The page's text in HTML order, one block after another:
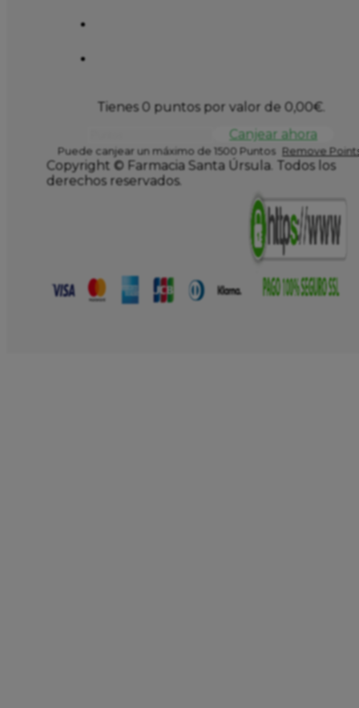
Tienes 0 puntos por valor de 0,00€.
Canjear ahora
Puede canjear un máximo de 1500 Puntos Remove
Copyright © Farmacia Santa Úrsula. Todos los
derechos reservados.